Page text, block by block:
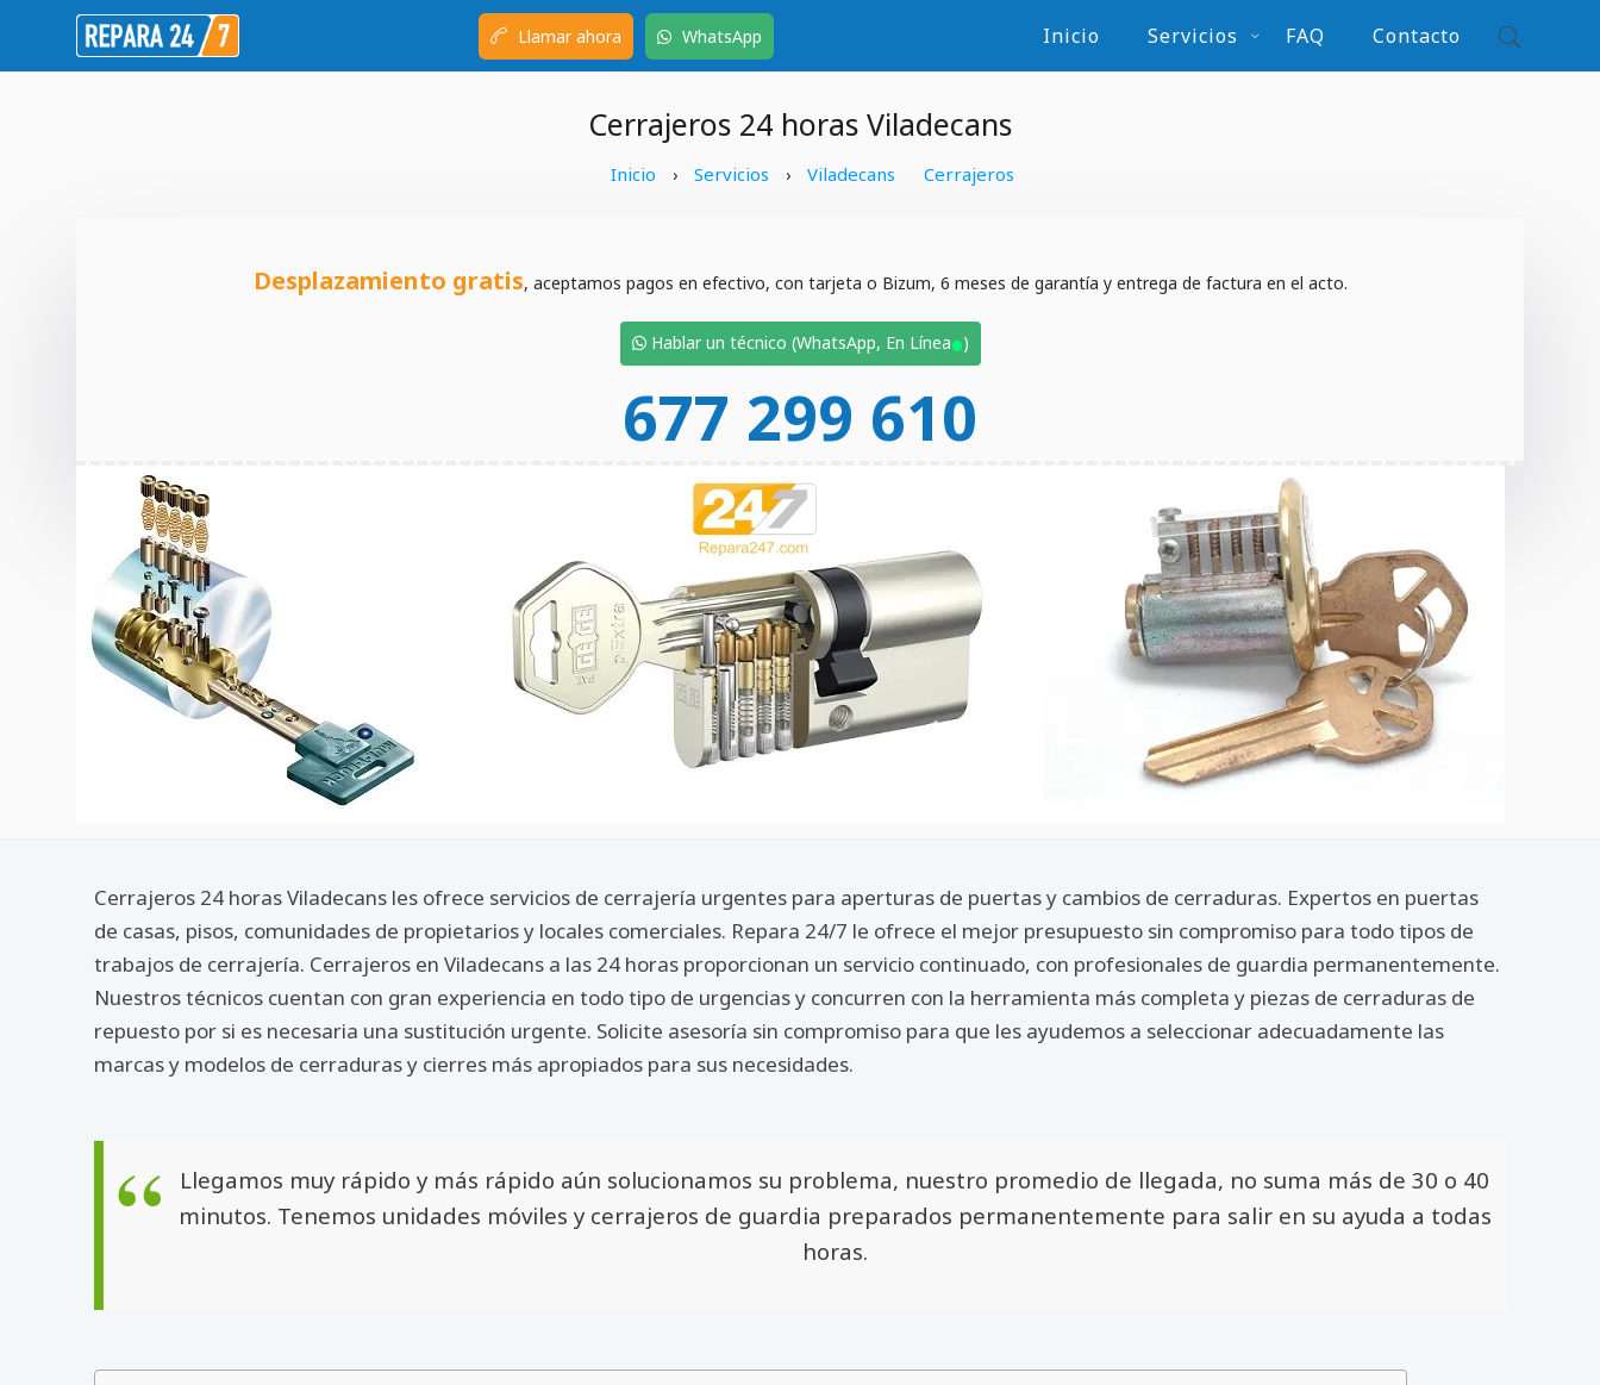
Llamar ahora WhatsApp Inicio Servicios FAQ Contacto
Cerrajeros 24 horas Viladecans
Inicio › Servicios › Viladecans Cerrajeros
Desplazamiento gratis, aceptamos pagos en efectivo, con tarjeta o Bizum, 6 meses de garantía y entrega de factura en el acto.
Hablar un técnico (WhatsApp, En Línea•)
677 299 610
Cerrajeros 24 horas Viladecans les ofrece servicios de cerrajería urgentes para aperturas de puertas y cambios de cerraduras. Expertos en puertas
de casas, pisos, comunidades de propietarios y locales comerciales. Repara 24/7 le ofrece el mejor presupuesto sin compromiso para todo tipos de
trabajos de cerrajería. Cerrajeros en Viladecans a las 24 horas proporcionan un servicio continuado, con profesionales de guardia permanentemente.
Nuestros técnicos cuentan con gran experiencia en todo tipo de urgencias y concurren con la herramienta más completa y piezas de cerraduras de
repuesto por si es necesaria una sustitución urgente. Solicite asesoría sin compromiso para que les ayudemos a seleccionar adecuadamente las
marcas y modelos de cerraduras y cierres más apropiados para sus necesidades.
Llegamos muy rápido y más rápido aún solucionamos su problema, nuestro promedio de llegada, no suma más de 30 o 40
minutos. Tenemos unidades móviles y cerrajeros de guardia preparados permanentemente para salir en su ayuda a todas
horas.